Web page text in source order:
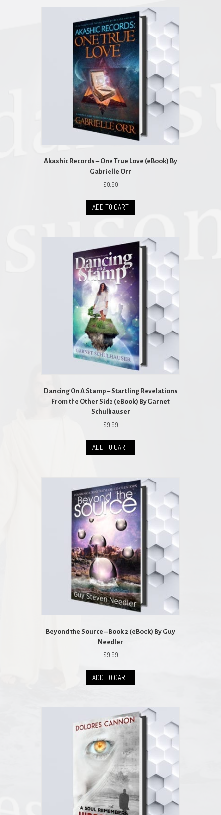
Akashic Records – One True Love (eBook) By
Gabrielle Orr
$9.99
ADD TO CART
Dancing On A Stamp – Startling Revelations
From the Other Side (eBook) By Garnet
Schulhauser
$9.99
ADD TO CART
Beyond the Source – Book 2 (eBook) By Guy
Needler
$9.99
ADD TO CART